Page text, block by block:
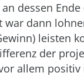
dessen
war dann
leisten
der
allem